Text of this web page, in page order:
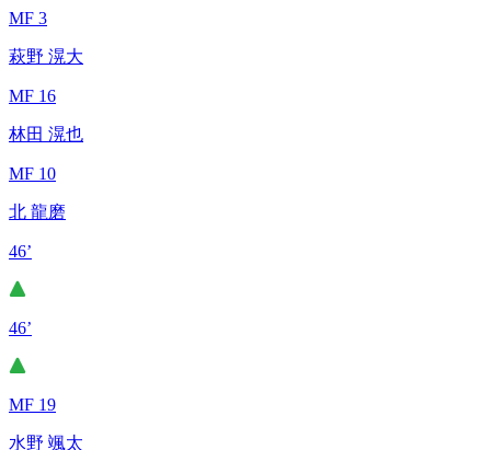
MF 3
萩野 滉大
MF 16
林田 滉也
MF 10
北 龍磨
46’
46’
MF 19
水野 颯太